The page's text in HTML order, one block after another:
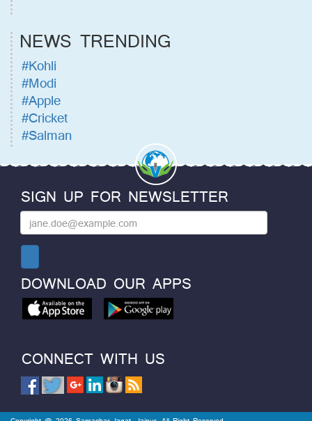
NEWS TRENDING
#Kohli
#Modi
#Apple
#Cricket
#Salman
SIGN UP FOR NEWSLETTER
DOWNLOAD OUR APPS
CONNECT WITH US